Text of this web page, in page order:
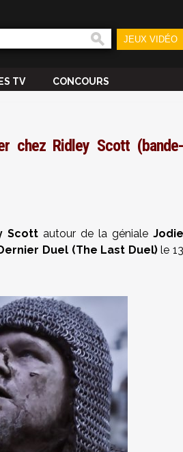
JEUX VIDÉO
TV CONCOURS
chez Ridley Scott (bande-
Scottautour de la géniale
Duel (The Last Duel)le